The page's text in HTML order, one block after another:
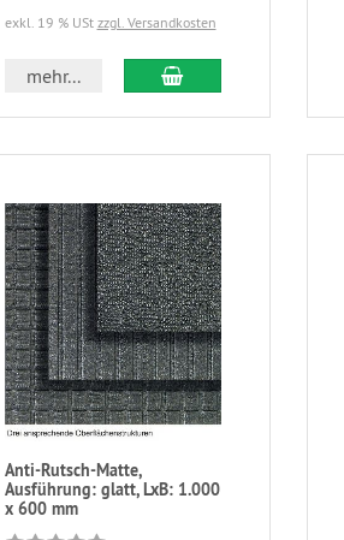
exkl. 19 % USt zzgl. Versandkosten
mehr...
Anti-Rutsch-Matte,
Ausführung: glatt, LxB: 1.000
x 600 mm